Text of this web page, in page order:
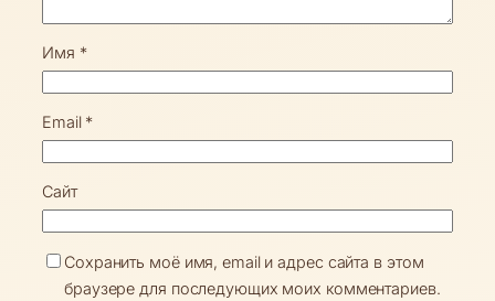
Имя *
Email *
Сайт
Сохранить моё имя, email и адрес сайта в этом
браузере для последующих моих комментариев.